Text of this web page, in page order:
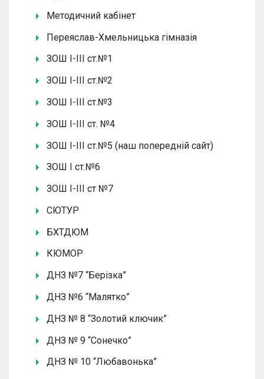
Методичний кабінет
Переяслав-Хмельницька гімназія
ЗОШ І-ІІІ ст.№1
ЗОШ І-ІІІ ст.№2
ЗОШ І-ІІІ ст.№3
ЗОШ І-ІІІ ст. №4
ЗОШ І-ІІІ ст.№5 (наш попередній сайт)
ЗОШ І ст.№6
ЗОШ І-ІІІ ст №7
СЮТУР
БХТДЮМ
КЮМОР
ДНЗ №7 “Берізка”
ДНЗ №6 “Малятко”
ДНЗ № 8 “Золотий ключик”
ДНЗ № 9 “Сонечко”
ДНЗ № 10 “Любавонька”